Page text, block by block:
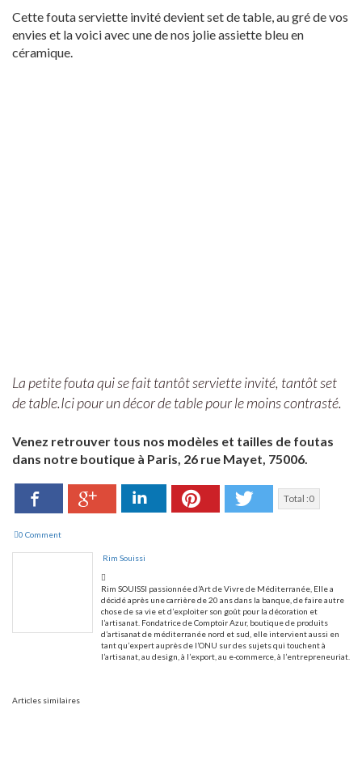
Cette fouta serviette invité devient set de table, au gré de vos
envies et la voici avec une de nos jolie assiette bleu en
céramique.
La petite fouta qui se fait tantôt serviette invité, tantôt set
de table.Ici pour un décor de table pour le moins contrasté.
Venez retrouver tous nos modèles et tailles de foutas
dans notre boutique à Paris, 26 rue Mayet, 75006.
Facebook Google+ LinkedIn Pinterest Twitter
Total :0
0 Comment
Rim Souissi
Rim SOUISSI passionnée d’Art de Vivre de Méditerranée, Elle a
décidé après une carrière de 20 ans dans la banque, de faire autre
chose de sa vie et d’exploiter son goût pour la décoration et
l’artisanat. Fondatrice de Comptoir Azur, boutique de produits
d’artisanat de méditerranée nord et sud, elle intervient aussi en
tant qu’expert auprès de l’ONU sur des sujets qui touchent à
l’artisanat, au design, à l’export, au e-commerce, à l’entrepreneuriat.
Articles similaires